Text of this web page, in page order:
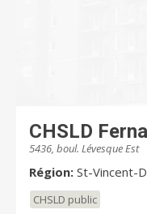
CHSLD
5436, boul. Lévesque Est
Région: St-Vincent-
CHSLD public